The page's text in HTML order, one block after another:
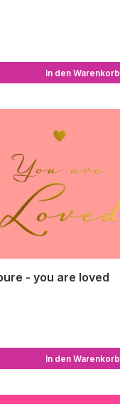
In den Warenkorb
- you are loved
In den Warenkorb